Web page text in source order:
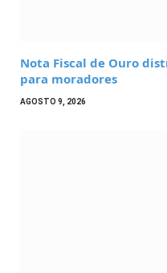
Nota Fiscal de Ouro
para moradores
AGOSTO 9, 2026